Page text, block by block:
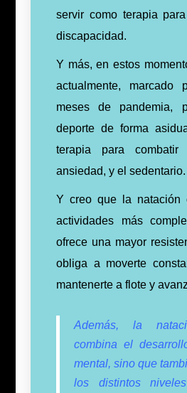
servir como terapia
discapacidad.
Y más, en estos
actualmente, marcado
meses de pandemia,
deporte de forma
terapia para
ansiedad, y el sedentario.
Y creo que la natación
actividades más
ofrece una mayor
obliga a moverte
mantenerte a flote y
Además, la
combina el
mental, sino que
los distintos